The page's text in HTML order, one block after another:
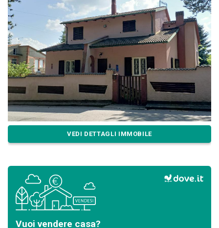
VEDI DETTAGLI IMMOBILE
Vuoi vendere casa?